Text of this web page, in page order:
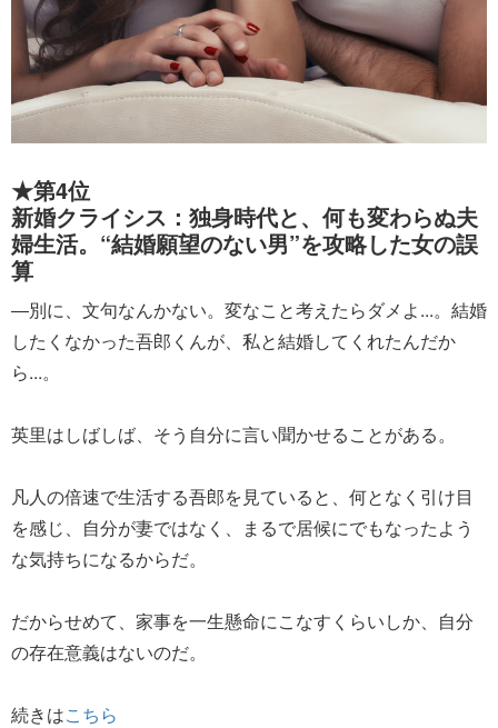
★第4位
新婚クライシス：独身時代と、何も変わらぬ夫
婦生活。“結婚願望のない男”を攻略した女の誤
算
―別に、文句なんかない。変なこと考えたらダメよ...。結婚
したくなかった吾郎くんが、私と結婚してくれたんだか
ら...。
英里はしばしば、そう自分に言い聞かせることがある。
凡人の倍速で生活する吾郎を見ていると、何となく引け目
を感じ、自分が妻ではなく、まるで居候にでもなったよう
な気持ちになるからだ。
だからせめて、家事を一生懸命にこなすくらいしか、自分
の存在意義はないのだ。
続きはこちら